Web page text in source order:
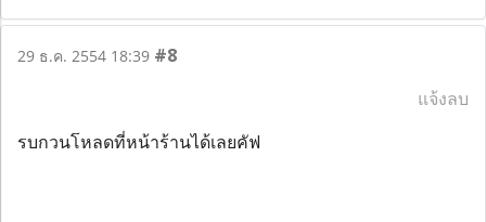
29 ธ.ค. 2554 18:39 #8
แจ้งลบ
รบกวนโหลดที่หน้าร้านได้เลยคัฟ